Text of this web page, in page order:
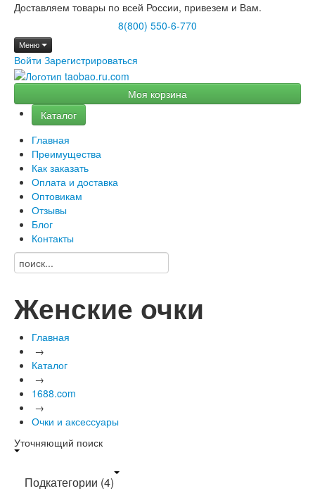
Доставляем товары по всей России, привезем и Вам.
8(800) 550-6-770
Меню
Войти Зарегистрироваться
Моя корзина
Каталог
Главная
Преимущества
Как заказать
Оплата и доставка
Оптовикам
Отзывы
Блог
Контакты
Женские очки
Главная
→
Каталог
→
1688.com
→
Очки и аксессуары
Уточняющий поиск
Подкатегории (4)